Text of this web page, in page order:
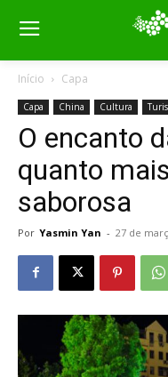
Início Capa
Capa China Cultura
O encanto
quanto
saborosa
Por Yasmin Yan - 27 de